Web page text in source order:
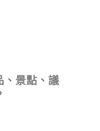
、景點、議